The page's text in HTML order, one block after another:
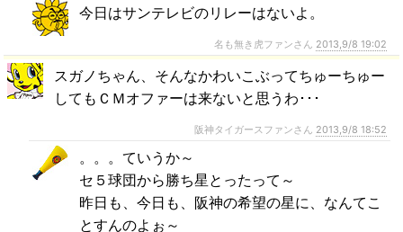
今日はサンテレビのリレーはないよ。
名も無き虎ファンさん 2013,9/8 19:02
スガノちゃん、そんなかわいこぶってちゅーちゅー
してもＣＭオファーは来ないと思うわ･･･
阪神タイガースファンさん 2013,9/8 18:52
。。。ていうか～
セ５球団から勝ち星とったって～
昨日も、今日も、阪神の希望の星に、なんてこ
とすんのよぉ～